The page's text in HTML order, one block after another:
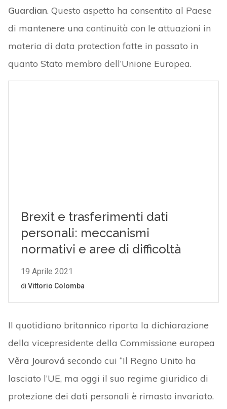
Guardian. Questo aspetto ha consentito al Paese
di mantenere una continuità con le attuazioni in
materia di data protection fatte in passato in
quanto Stato membro dell’Unione Europea.
Il quotidiano britannico riporta la dichiarazione
della vicepresidente della Commissione europea
Věra Jourová secondo cui “Il Regno Unito ha
lasciato l’UE, ma oggi il suo regime giuridico di
protezione dei dati personali è rimasto invariato.